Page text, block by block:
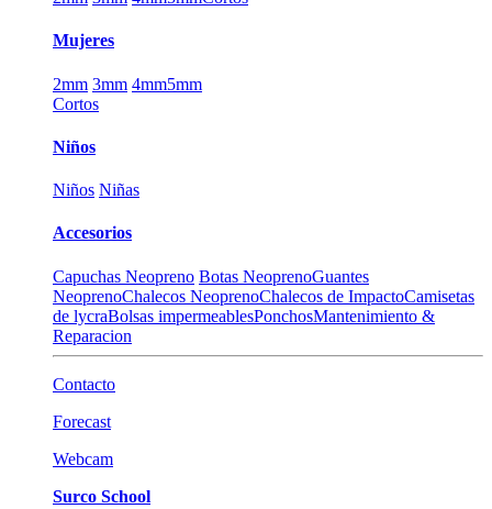
Mujeres
2mm 3mm 4mm5mm
Cortos
Niños
Niños Niñas
Accesorios
Capuchas Neopreno Botas NeoprenoGuantes
NeoprenoChalecos NeoprenoChalecos de ImpactoCamisetas
de lycraBolsas impermeablesPonchosMantenimiento &
Reparacion
Contacto
Forecast
Webcam
Surco School